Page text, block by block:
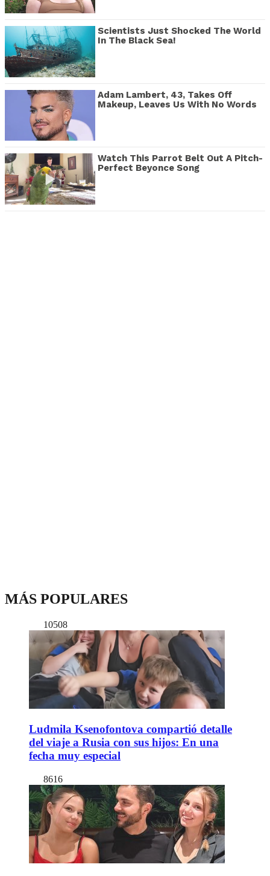
Scientists Just Shocked The World
In The Black Sea!
Adam Lambert, 43, Takes Off
Makeup, Leaves Us With No Words
Watch This Parrot Belt Out A Pitch-
Perfect Beyonce Song
MÁS POPULARES
10508
Ludmila Ksenofontova compartió detalle
del viaje a Rusia con sus hijos: En una
fecha muy especial
8616